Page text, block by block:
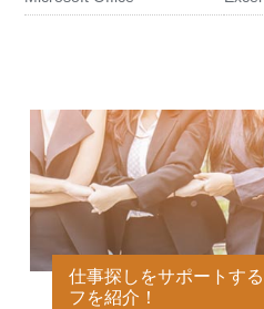
仕事探しをサポートす
フを紹介！